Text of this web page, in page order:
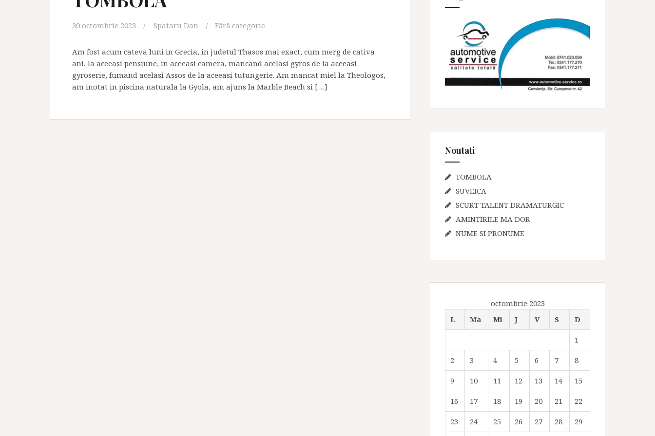
30 octombrie 2023 Spataru Dan Fără categorie
Am fost acum cateva luni in Grecia, in judetul Thasos mai exact, cum merg de cativa
ani, la aceeasi pensiune, in aceeasi camera, mancand acelasi gyros de la aceeasi
gyroserie, fumand acelasi Assos de la aceeasi tutungerie. Am mancat miel la Theologos,
am inotat in piscina naturala la Gyola, am ajuns la Marble Beach si […]
Noutati
TOMBOLA
SUVEICA
SCURT TALENT DRAMATURGIC
AMINTIRILE MA DOR
NUME SI PRONUME
octombrie 2023
L
Ma Mi J V S D
1
2 3 4 5 6 7 8
9 10 11 12 13 14 15
16 17 18 19 20 21 22
23 24 25 26 27 28 29